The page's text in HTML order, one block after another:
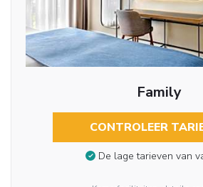
Family
CONTROLEER
De lage tarieven van